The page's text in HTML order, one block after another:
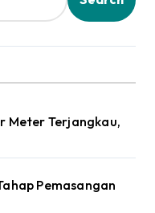
Meter Terjangkau,
Pemasangan